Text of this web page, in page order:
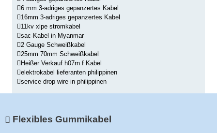
6 mm 3-adriges gepanzertes Kabel
16mm 3-adriges gepanzertes Kabel
11kv xlpe stromkabel
sac-Kabel in Myanmar
2 Gauge Schweißkabel
25mm 70mm Schweißkabel
Heißer Verkauf h07rn f Kabel
elektrokabel lieferanten philippinen
service drop wire in philippinen
Flexibles Gummikabel